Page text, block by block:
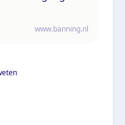
februari 2016, nr.
www.banning.nl